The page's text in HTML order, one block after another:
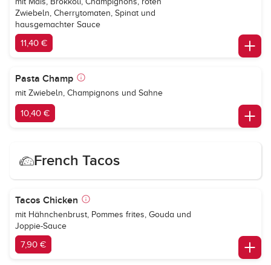
Zwiebeln, Cherrytomaten, Spinat und
hausgemachter Sauce
11,40 €
Pasta Champ
mit Zwiebeln, Champignons und Sahne
10,40 €
French Tacos
Tacos Chicken
mit Hähnchenbrust, Pommes frites, Gouda und
Joppie-Sauce
7,90 €